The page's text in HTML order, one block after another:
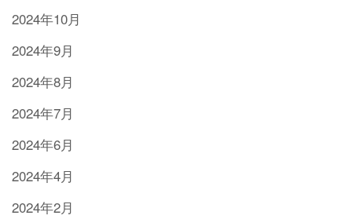
2024年10月
2024年9月
2024年8月
2024年7月
2024年6月
2024年4月
2024年2月